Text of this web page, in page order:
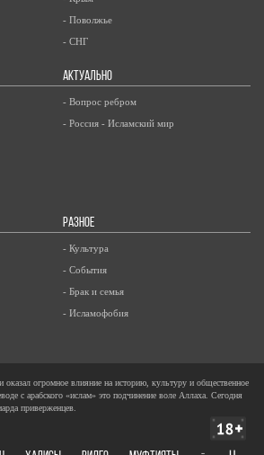
- Поволжье
- СНГ
АКТУАЛЬНО
- Вопрос ребром
- Россия - Исламский мир
РАЗНОЕ
- Культура
- События
- Брак и семья
- Исламофобия
оказал огромное влияние на историю, культуру и общественное
с арабского «ислам» это подчинение воле Аллаха. Сегодня
приверженцев.